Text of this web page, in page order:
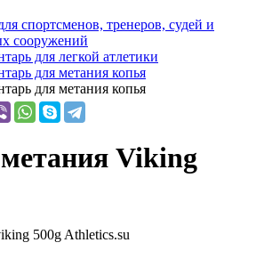
спортсменов, тренеров, судей и
сооружений
для легкой атлетики
для метания копья
для метания копья
Viking